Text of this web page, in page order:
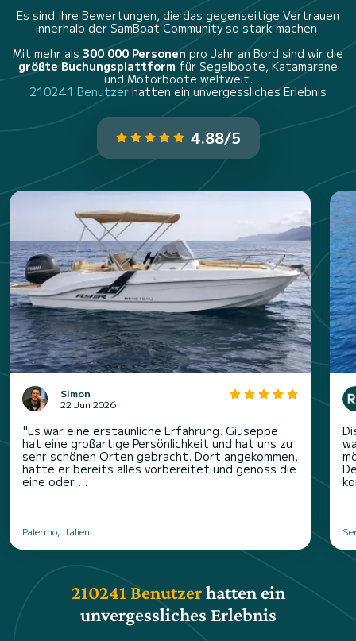
Es sind Ihre Bewertungen, die das gegenseitige Vertrauen
innerhalb der SamBoat Community so stark machen.
Mit mehr als 300 000 Personen pro Jahr an Bord sind wir die
größte Buchungsplattform für Segelboote, Katamarane
und Motorboote weltweit.
210241 Benutzer hatten ein unvergessliches Erlebnis
4.88/5
Simon
22 Jun 2026
"Es war eine erstaunliche Erfahrung. Giuseppe
hat eine großartige Persönlichkeit und hat uns zu
sehr schönen Orten gebracht. Dort angekommen,
hatte er bereits alles vorbereitet und genoss die
eine oder ...
Palermo, Italien
210241 Benutzerhatten ein
unvergessliches Erlebnis